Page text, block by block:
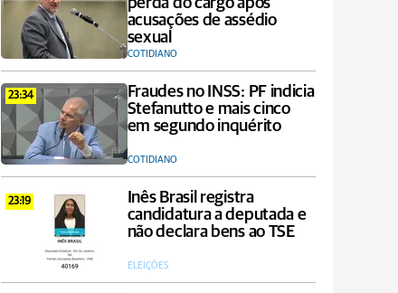
acusações de assédio
sexual
COTIDIANO
23:34
Fraudes no INSS: PF indicia
Stefanutto e mais cinco
em segundo inquérito
COTIDIANO
23:19
Inês Brasil registra
candidatura a deputada e
não declara bens ao TSE
ELEIÇÕES